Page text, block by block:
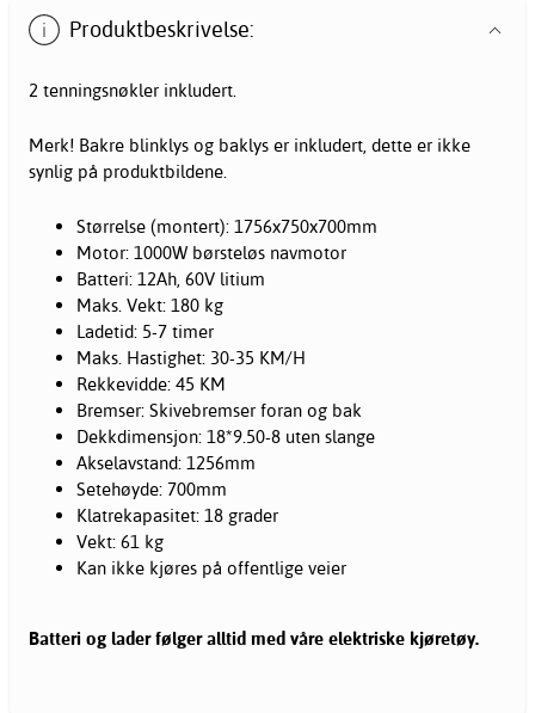
Produktbeskrivelse:
2 tenningsnøkler inkludert.
Merk! Bakre blinklys og baklys er inkludert, dette er ikke
synlig på produktbildene.
Størrelse (montert): 1756x750x700mm
Motor: 1000W børsteløs navmotor
Batteri: 12Ah, 60V litium
Maks. Vekt: 180 kg
Ladetid: 5-7 timer
Maks. Hastighet: 30-35 KM/H
Rekkevidde: 45 KM
Bremser: Skivebremser foran og bak
Dekkdimensjon: 18*9.50-8 uten slange
Akselavstand: 1256mm
Setehøyde: 700mm
Klatrekapasitet: 18 grader
Vekt: 61 kg
Kan ikke kjøres på offentlige veier
Batteri og lader følger alltid med våre elektriske kjøretøy.